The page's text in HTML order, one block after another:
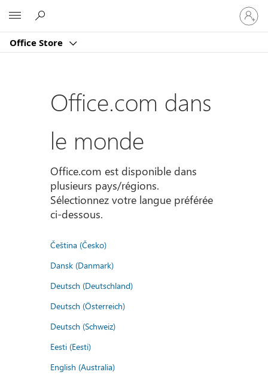
Office Store
vous
à
compte
Office.com dans
le monde
Office.com est disponible dans
plusieurs pays/régions.
Sélectionnez votre langue préférée
ci-dessous.
Čeština (Česko)
Dansk (Danmark)
Deutsch (Deutschland)
Deutsch (Österreich)
Deutsch (Schweiz)
Eesti (Eesti)
English (Australia)